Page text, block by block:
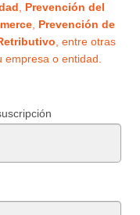
, Prevención del
, Prevención de
, entre otras
empresa o entidad.